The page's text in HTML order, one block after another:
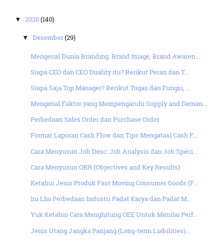
▼ 2020(140)
▼Desember(29)
Mengenal Dunia Branding: Brand Image, Brand Awaren...
Siapa CEO dan CEO Duality itu? Berikut Peran dan T...
Siapa Saja Top Manager? Berikut Tugas dan Fungsi, ...
Mengenal Faktor yang Mempengaruhi Supply and Deman...
Perbedaan Sales Order dan Purchase Order
Format Laporan Cash Flow dan Tips Mengatasi Cash F...
Cara Menyusun Job Desc: Job Analysis dan Job Speci...
Cara Menyusun OKR (Objectives and Key Results)
Ketahui Jenis Produk Fast Moving Consumer Goods (F...
Ini Lho Perbedaan Industri Padat Karya dan Padat M...
Yuk Ketahui Cara Menghitung OEE Untuk Menilai Perf...
Jenis Utang Jangka Panjang (Long-term Liabilities)...